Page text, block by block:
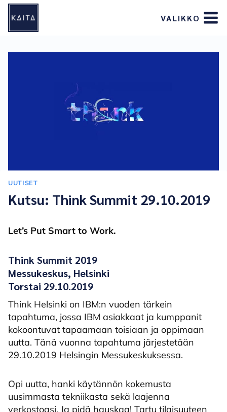
Siirry
sisältöön
VALIKKO
UUTISET
Kutsu: Think Summit 29.10.2019
Let’s Put Smart to Work.
Think Summit 2019
Messukeskus, Helsinki
Torstai 29.10.2019
Think Helsinki on IBM:n vuoden tärkein
tapahtuma, jossa IBM asiakkaat ja kumppanit
kokoontuvat tapaamaan toisiaan ja oppimaan
uutta. Tänä vuonna tapahtuma järjestetään
29.10.2019 Helsingin Messukeskuksessa.
Opi uutta, hanki käytännön kokemusta
uusimmasta tekniikasta sekä laajenna
verkostoasi. Ja pidä hauskaa! Tartu tilaisuuteen